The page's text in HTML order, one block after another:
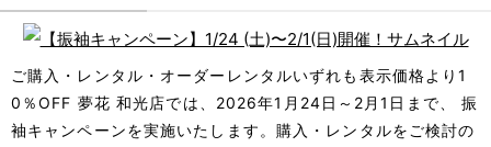
ご購入・レンタル・オーダーレンタルいずれも表示価格より1
0％OFF 夢花 和光店では、2026年1月24日～2月1日まで、 振
袖キャンペーンを実施いたします。購入・レンタルをご検討の